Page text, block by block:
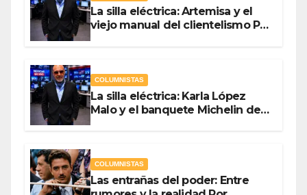
La silla eléctrica: Artemisa y el
viejo manual del clientelismo Por
COLUMNISTAS
La silla eléctrica: Karla López
Malo y el banquete Michelin del
COLUMNISTAS
Las entrañas del poder: Entre